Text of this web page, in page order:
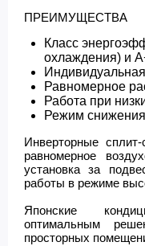
ПРЕИМУЩЕСТВА
Класс
охлаждения) и
Равномерное
Работа при
Режим
Инверторные
равномерное
установка за
работы в режиме
Японские
оптимальным
просторных